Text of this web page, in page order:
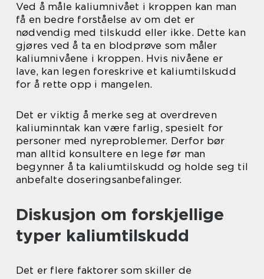
Ved å måle kaliumnivået i kroppen kan man
få en bedre forståelse av om det er
nødvendig med tilskudd eller ikke. Dette kan
gjøres ved å ta en blodprøve som måler
kaliumnivåene i kroppen. Hvis nivåene er
lave, kan legen foreskrive et kaliumtilskudd
for å rette opp i mangelen.
Det er viktig å merke seg at overdreven
kaliuminntak kan være farlig, spesielt for
personer med nyreproblemer. Derfor bør
man alltid konsultere en lege før man
begynner å ta kaliumtilskudd og holde seg til
anbefalte doseringsanbefalinger.
Diskusjon om forskjellige
typer kaliumtilskudd
Det er flere faktorer som skiller de